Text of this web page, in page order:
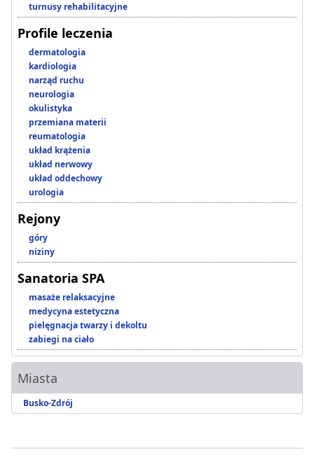
turnusy rehabilitacyjne
Profile leczenia
dermatologia
kardiologia
narząd ruchu
neurologia
okulistyka
przemiana materii
reumatologia
układ krążenia
układ nerwowy
układ oddechowy
urologia
Rejony
góry
niziny
Sanatoria SPA
masaże relaksacyjne
medycyna estetyczna
pielęgnacja twarzy i dekoltu
zabiegi na ciało
Miasta
Busko-Zdrój